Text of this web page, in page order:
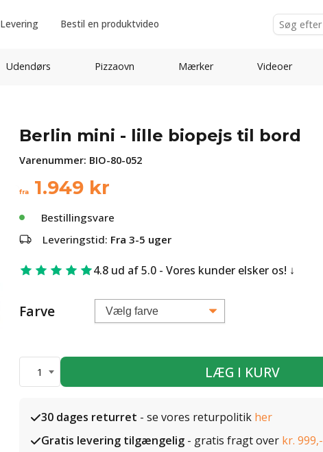
Levering Bestil en produktvideo
Udendørs Pizzaovn Mærker Videoer
Berlin mini - lille biopejs til bord
Varenummer: BIO-80-052
fra 1.949 kr
Bestillingsvare
Leveringstid: Fra 3-5 uger
4.8 ud af 5.0 - Vores kunder elsker os!
Farve
1 LÆG I KURV
30 dages returret - se vores returpolitik her
Gratis levering tilgængelig - gratis fragt over kr. 999,-